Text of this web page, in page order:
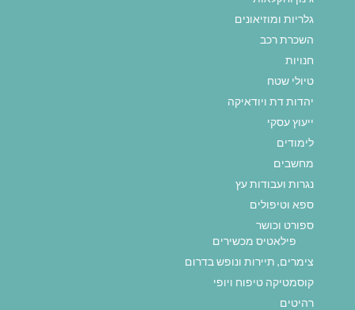
גלריות ומוזיאונים
השכרת רכב
חנויות
טיולי שטח
יהדות דת ויודאיקה
ייעוץ עסקי
לימודים
מחשבים
נגרות ועבודות עץ
ספא וטיפולים
ספורט וכושר
פילאטיס מכשירים
צימרים, תיירות ונופש בדרום
קוסמטיקה טיפוח ויופי
רהיטים